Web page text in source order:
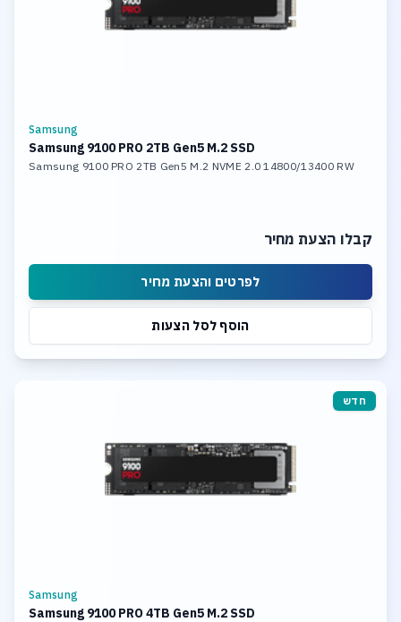
Samsung
Samsung 9100 PRO 2TB Gen5 M.2 SSD
Samsung 9100 PRO 2TB Gen5 M.2 NVME 2.0 14800/13400 RW
קבלו הצעת מחיר
לפרטים והצעת מחיר
הוסף לסל הצעות
חדש
Samsung
Samsung 9100 PRO 4TB Gen5 M.2 SSD